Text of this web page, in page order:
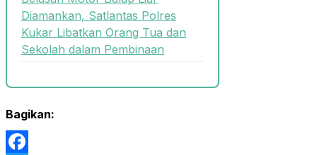
Diamankan, Satlantas Polres
Kukar Libatkan Orang Tua dan
Sekolah dalam Pembinaan
Bagikan: